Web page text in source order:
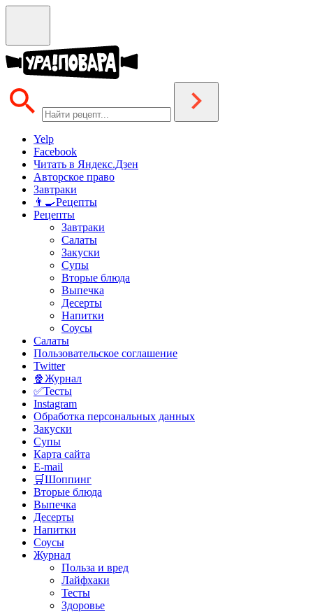
Yelp
Facebook
Читать в Яндекс.Дзен
Авторское право
Завтраки
👨‍🍳Рецепты
Рецепты
Завтраки
Салаты
Закуски
Супы
Вторые блюда
Выпечка
Десерты
Напитки
Соусы
Салаты
Пользовательское соглашение
Twitter
🍿Журнал
✅Тесты
Instagram
Обработка персональных данных
Закуски
Супы
Карта сайта
E-mail
🛒Шоппинг
Вторые блюда
Выпечка
Десерты
Напитки
Соусы
Журнал
Польза и вред
Лайфхаки
Тесты
Здоровье